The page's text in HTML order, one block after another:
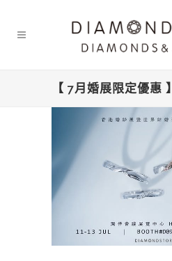
【 7月婚展限定優惠 】